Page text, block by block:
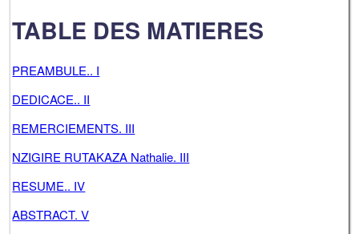
TABLE DES MATIERES
PREAMBULE.. I
DEDICACE.. II
REMERCIEMENTS. III
NZIGIRE RUTAKAZA Nathalie. III
RESUME.. IV
ABSTRACT. V